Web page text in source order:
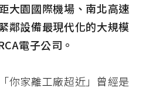
大園國際機場、南北高速
鄰設備最現代化的大規模
電子公司。
你家離工廠超近」曾經是